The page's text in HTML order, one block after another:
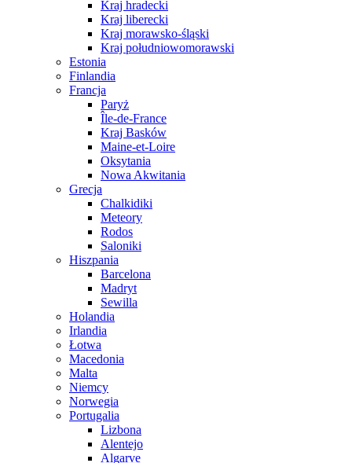
Kraj hradecki
Kraj liberecki
Kraj morawsko-śląski
Kraj południowomorawski
Estonia
Finlandia
Francja
Paryż
Île-de-France
Kraj Basków
Maine-et-Loire
Oksytania
Nowa Akwitania
Grecja
Chalkidiki
Meteory
Rodos
Saloniki
Hiszpania
Barcelona
Madryt
Sewilla
Holandia
Irlandia
Łotwa
Macedonia
Malta
Niemcy
Norwegia
Portugalia
Lizbona
Alentejo
Algarve